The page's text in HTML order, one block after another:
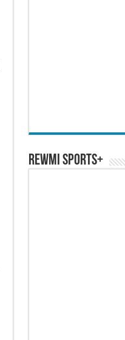
REWMI SPORTS+